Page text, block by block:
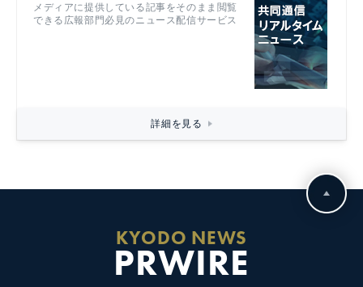
メディアに提供している記事をそのまま閲覧
できる広報部門必見のニュース配信サービス
詳細を見る
KYODO NEWS
PRWIRE